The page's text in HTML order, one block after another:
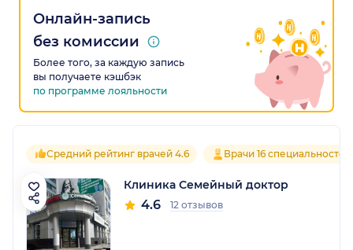
Онлайн-запись
без комиссии
Более того, за каждую запись
вы получаете кэшбэк
по программе лояльности
Средний рейтинг врачей 4.6 Врачи 16 специальностей
Клиника Семейный доктор
4.6 12 отзывов